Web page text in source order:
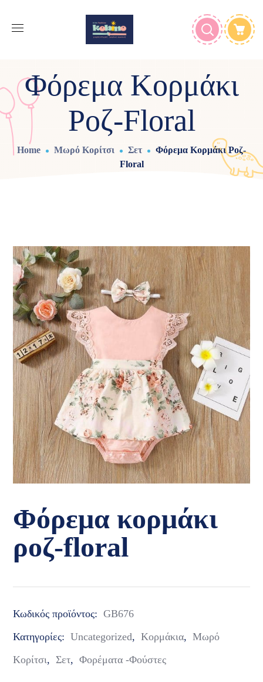
Φόρεμα Κορμάκι
Ροζ-Floral
Home Μωρό Κορίτσι Σετ
Φόρεμα Κορμάκι Ροζ-
Floral
Φόρεμα κορμάκι
ροζ-floral
Κωδικός προϊόντος: GB676
Κατηγορίες: Uncategorized, Κορμάκια, Μωρό
Κορίτσι, Σετ, Φορέματα -Φούστες